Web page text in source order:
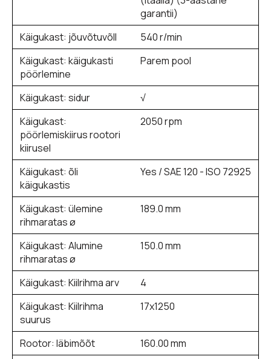
garantii)
Käigukast: jõuvõtuvõll
540 r/min
Käigukast: käigukasti
pöörlemine
Parem pool
Käigukast: sidur
√
Käigukast:
pöörlemiskiirus rootori
kiirusel
2050 rpm
Käigukast: õli
käigukastis
Yes / SAE 120 - ISO 72925
Käigukast: ülemine
rihmaratas ø
189.0 mm
Käigukast: Alumine
rihmaratas ø
150.0 mm
Käigukast: Kiilrihma arv
4
Käigukast: Kiilrihma
suurus
17x1250
Rootor: läbimõõt
160.00 mm